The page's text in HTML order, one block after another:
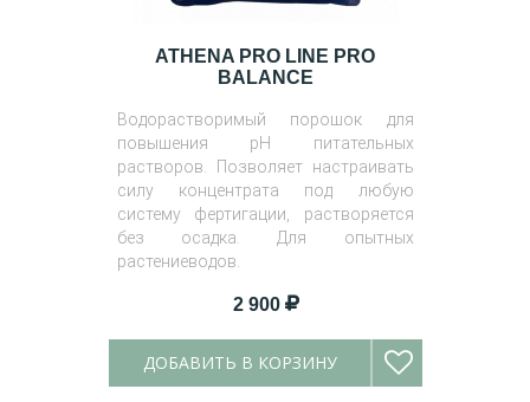
ATHENA PRO LINE PRO
BALANCE
Водорастворимый порошок для
повышения pH питательных
растворов. Позволяет настраивать
силу концентрата под любую
систему фертигации, растворяется
без осадка. Для опытных
растениеводов.
2 900
ДОБАВИТЬ В КОРЗИНУ